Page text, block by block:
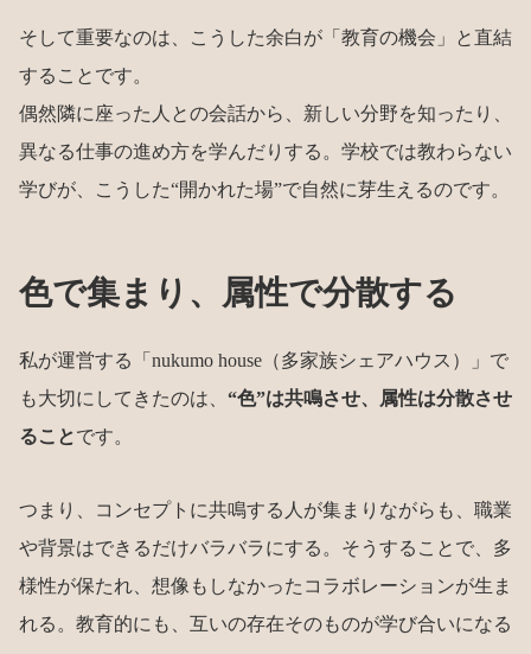
そして重要なのは、こうした余白が「教育の機会」と直結
することです。
偶然隣に座った人との会話から、新しい分野を知ったり、
異なる仕事の進め方を学んだりする。学校では教わらない
学びが、こうした“開かれた場”で自然に芽生えるのです。
色で集まり、属性で分散する
私が運営する「nukumo house（多家族シェアハウス）」で
も大切にしてきたのは、 “色”は共鳴させ、属性は分散させ
ることです。
つまり、コンセプトに共鳴する人が集まりながらも、職業
や背景はできるだけバラバラにする。そうすることで、多
様性が保たれ、想像もしなかったコラボレーションが生ま
れる。教育的にも、互いの存在そのものが学び合いになる